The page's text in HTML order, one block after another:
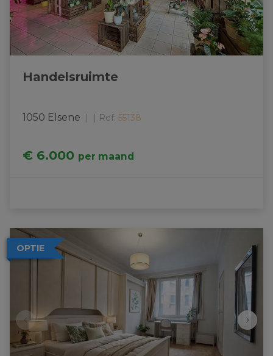
Handelsruimte
1050 Elsene Ref: 55138
€ 6.000 per maand
OPTIE